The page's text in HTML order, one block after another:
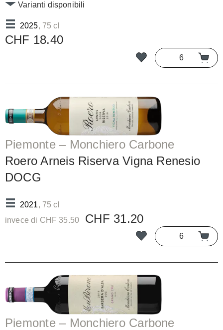
2025, 75 cl
Varianti disponibili
CHF 18.40
Piemonte – Monchiero Carbone
Roero Arneis Riserva Vigna Renesio
DOCG
2021, 75 cl
invece di CHF 35.50
CHF 31.20
Piemonte – Monchiero Carbone